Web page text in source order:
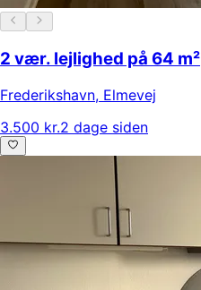
2 vær. lejlighed på 64 m²
Frederikshavn, Elmevej
3.500 kr.2 dage siden